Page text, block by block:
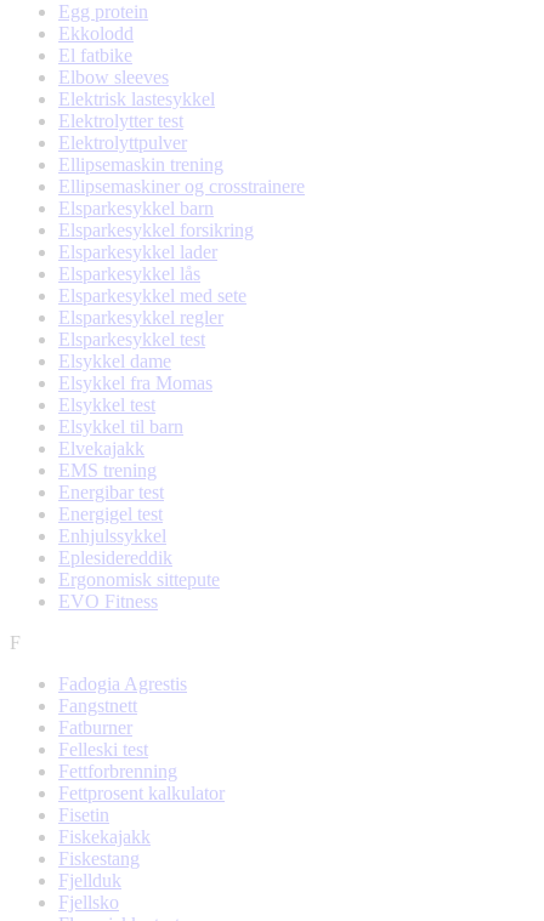
Egg protein
Ekkolodd
El fatbike
Elbow sleeves
Elektrisk lastesykkel
Elektrolytter test
Elektrolyttpulver
Ellipsemaskin trening
Ellipsemaskiner og crosstrainere
Elsparkesykkel barn
Elsparkesykkel forsikring
Elsparkesykkel lader
Elsparkesykkel lås
Elsparkesykkel med sete
Elsparkesykkel regler
Elsparkesykkel test
Elsykkel dame
Elsykkel fra Momas
Elsykkel test
Elsykkel til barn
Elvekajakk
EMS trening
Energibar test
Energigel test
Enhjulssykkel
Eplesidereddik
Ergonomisk sittepute
EVO Fitness
F
Fadogia Agrestis
Fangstnett
Fatburner
Felleski test
Fettforbrenning
Fettprosent kalkulator
Fisetin
Fiskekajakk
Fiskestang
Fjellduk
Fjellsko